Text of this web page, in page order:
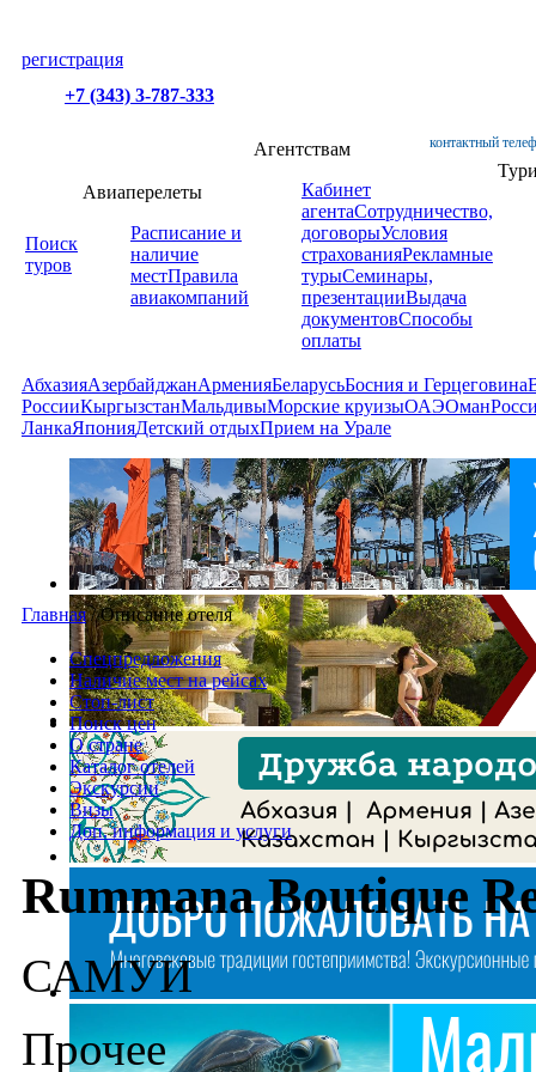
регистрация
+7 (343) 3-787-333
контактный
Поиск
туров
Авиаперелеты
Расписание и
наличие
местПравила
авиакомпаний
Агентствам
Кабинет
агентаСотрудничество,
договорыУсловия
страхованияРекламные
турыСеминары,
презентацииВыдача
документовСпособы
оплаты
АбхазияАзербайджанАрменияБеларусьБосния и Герцеговина
РоссииКыргызстанМальдивыМорские круизыОАЭОман
ЛанкаЯпонияДетский отдыхПрием на Урале
Главная /Описание отеля
Спецпредложения
Наличие мест на рейсах
Стоп-лист
Поиск цен
О стране
Каталог отелей
Экскурсии
Визы
Доп. информация и услуги
Rummana Boutique
САМУИ
Прочее